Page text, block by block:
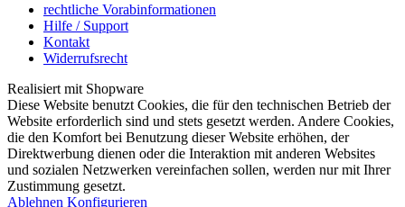
rechtliche Vorabinformationen
Hilfe / Support
Kontakt
Widerrufsrecht
Realisiert mit Shopware
Diese Website benutzt Cookies, die für den technischen Betrieb der
Website erforderlich sind und stets gesetzt werden. Andere Cookies,
die den Komfort bei Benutzung dieser Website erhöhen, der
Direktwerbung dienen oder die Interaktion mit anderen Websites
und sozialen Netzwerken vereinfachen sollen, werden nur mit Ihrer
Zustimmung gesetzt.
Ablehnen Konfigurieren